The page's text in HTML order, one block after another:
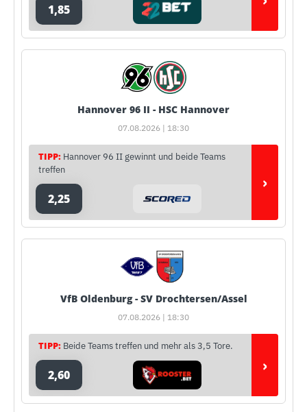
1,85
Hannover 96 II - HSC Hannover
07.08.2026 | 18:30
TIPP: Hannover 96 II gewinnt und beide Teams
treffen
2,25
›
VfB Oldenburg - SV Drochtersen/Assel
07.08.2026 | 18:30
TIPP: Beide Teams treffen und mehr als 3,5 Tore.
2,60 ›